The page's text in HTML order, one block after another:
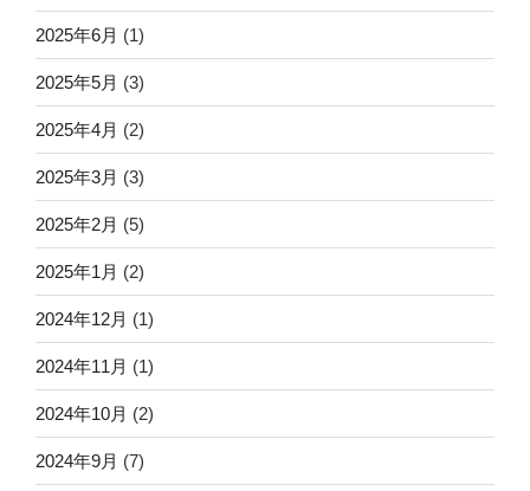
2025年6月 (1)
2025年5月 (3)
2025年4月 (2)
2025年3月 (3)
2025年2月 (5)
2025年1月 (2)
2024年12月 (1)
2024年11月 (1)
2024年10月 (2)
2024年9月 (7)